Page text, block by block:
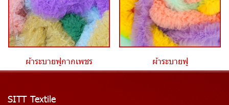
ผ้าระบายฟูกากเพชร ผ้าระบายฟู
SITT Textile